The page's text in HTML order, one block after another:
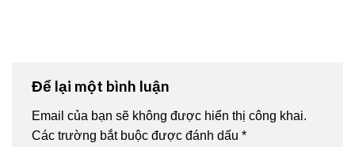
Để lại một bình luận
Email của bạn sẽ không được hiển thị công khai.
Các trường bắt buộc được đánh dấu *